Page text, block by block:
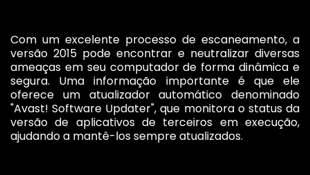
Com um excelente processo de escaneamento, a
versão 2015 pode encontrar e neutralizar diversas
ameaças em seu computador de forma dinâmica e
segura. Uma informação importante é que ele
oferece um atualizador automático denominado
"Avast! Software Updater", que monitora o status da
versão de aplicativos de terceiros em execução,
ajudando a mantê-los sempre atualizados.